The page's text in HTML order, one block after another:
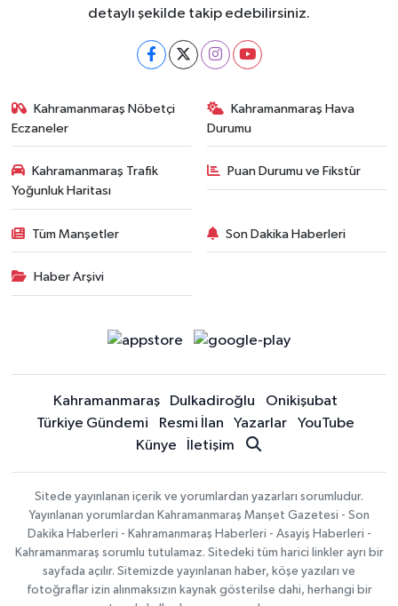
detaylı şekilde takip edebilirsiniz.
Kahramanmaraş Nöbetçi
Eczaneler
Kahramanmaraş Hava
Durumu
Kahramanmaraş Trafik
Yoğunluk Haritası
Puan Durumu ve Fikstür
Tüm Manşetler Son Dakika Haberleri
Haber Arşivi
Kahramanmaraş Dulkadiroğlu
Onikişubat
Türkiye Gündemi
Resmi İlan Yazarlar
YouTube
Künye
İletişim
Sitede yayınlanan içerik ve yorumlardan yazarları sorumludur.
Yayınlanan yorumlardan Kahramanmaraş Manşet Gazetesi - Son
Dakika Haberleri - Kahramanmaraş Haberleri - Asayiş Haberleri -
Kahramanmaraş sorumlu tutulamaz. Sitedeki tüm harici linkler ayrı bir
sayfada açılır. Sitemizde yayınlanan haber, köşe yazıları ve
fotoğraflar izin alınmaksızın kaynak gösterilse dahi, herhangi bir